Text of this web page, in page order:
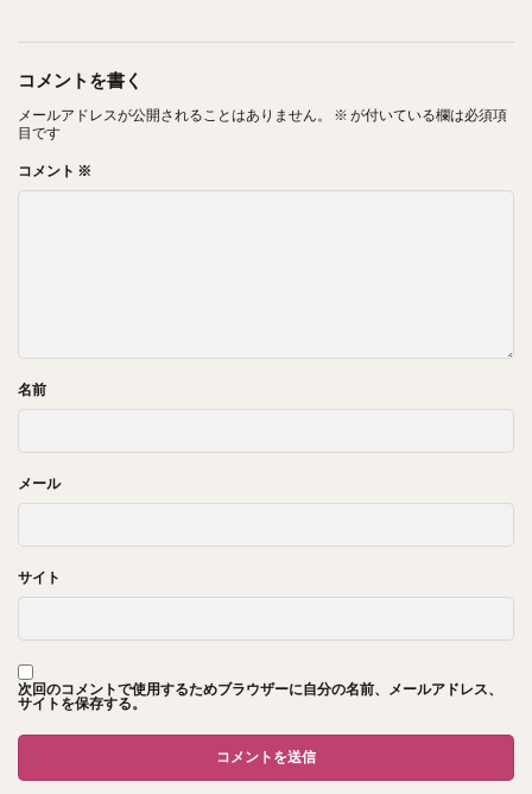
コメントを書く
メールアドレスが公開されることはありません。 ※ が付いている欄は必須項
目です
コメント ※
名前
メール
サイト
次回のコメントで使用するためブラウザーに自分の名前、メールアドレス、
サイトを保存する。